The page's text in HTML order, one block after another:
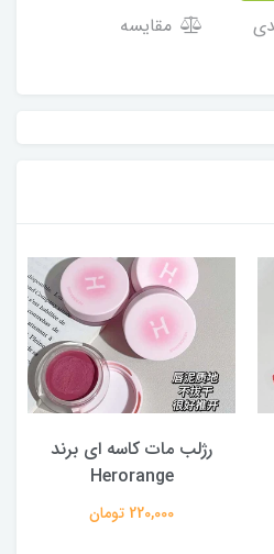
مقایسه
رژلب مات کاسه ای برند
Herorange
220,000 تومان